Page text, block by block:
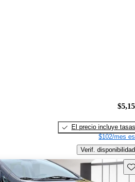
El precio incluye tasas
$102/mes
Verif. disponibilidad